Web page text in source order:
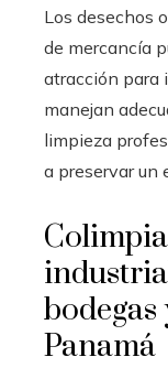
Los desechos
de mercancía
atracción para
manejan
limpieza
a preservar un
bodegas
Panamá